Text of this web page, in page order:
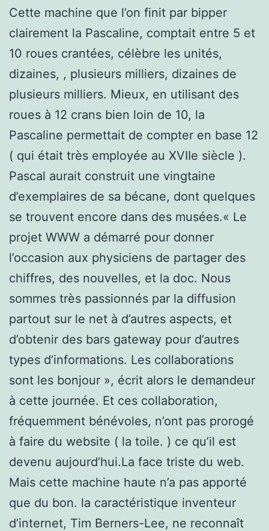
Cette machine que l’on finit par bipper
clairement la Pascaline, comptait entre 5 et
10 roues crantées, célèbre les unités,
dizaines, , plusieurs milliers, dizaines de
plusieurs milliers. Mieux, en utilisant des
roues à 12 crans bien loin de 10, la
Pascaline permettait de compter en base 12
( qui était très employée au XVIIe siècle ).
Pascal aurait construit une vingtaine
d’exemplaires de sa bécane, dont quelques
se trouvent encore dans des musées.« Le
projet WWW a démarré pour donner
l’occasion aux physiciens de partager des
chiffres, des nouvelles, et la doc. Nous
sommes très passionnés par la diffusion
partout sur le net à d’autres aspects, et
d’obtenir des bars gateway pour d’autres
types d’informations. Les collaborations
sont les bonjour », écrit alors le demandeur
à cette journée. Et ces collaboration,
fréquemment bénévoles, n’ont pas prorogé
à faire du website ( la toile. ) ce qu’il est
devenu aujourd’hui.La face triste du web.
Mais cette machine haute n’a pas apporté
que du bon. la caractéristique inventeur
d’internet, Tim Berners-Lee, ne reconnaît